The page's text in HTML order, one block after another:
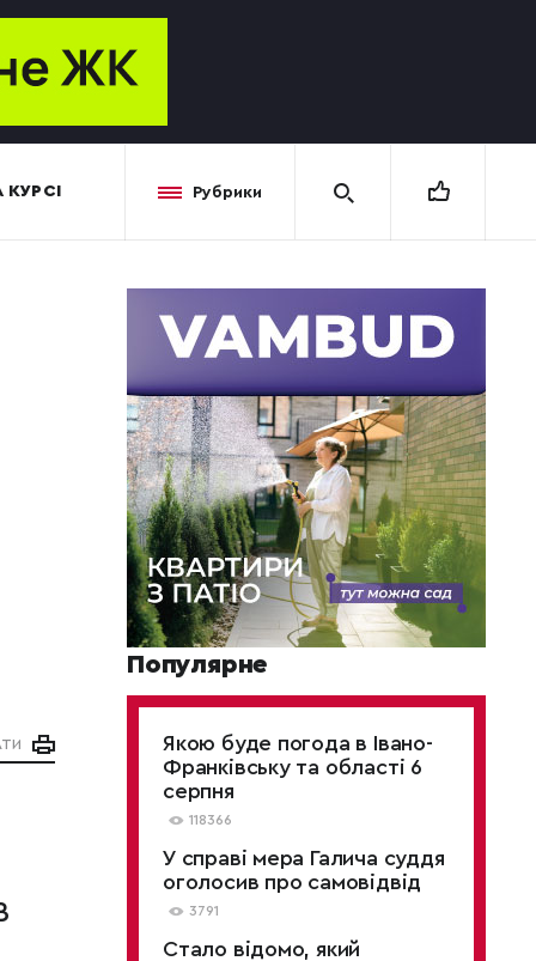
Рубрики
Популярне
Якою буде погода в Івано-
Франківську та області 6
серпня
118366
У справі мера Галича суддя
оголосив про самовідвід
3791
Стало відомо, який